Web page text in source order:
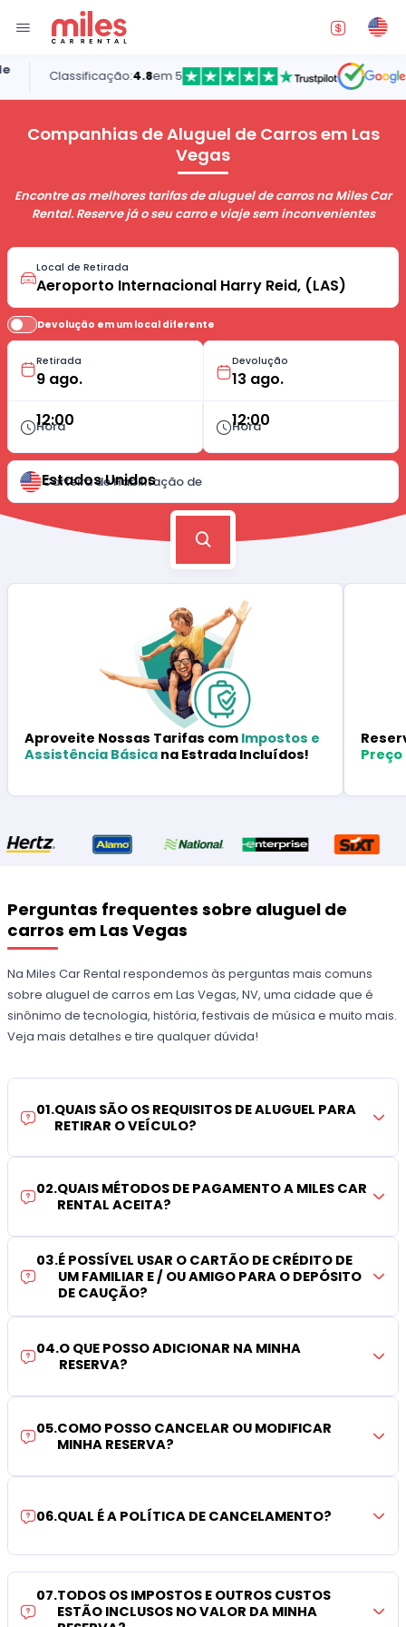
Classificação:4.8em 5 5.0
Companhias de Aluguel de Carros em Las
Vegas
Encontre as melhores tarifas de aluguel de carros na Miles Car
Rental. Reserve já o seu carro e viaje sem inconvenientes
Local de Retirada
Devolução em um local diferente
Retirada
Hora
12:00
Devolução
Hora
12:00
Carteira de Habilitação de
Estados Unidos
Aproveite Nossas Tarifas com Impostos e
Assistência Básica na Estrada Incluídos!
Preço
Perguntas frequentes sobre aluguel de
carros em Las Vegas
Na Miles Car Rental respondemos às perguntas mais comuns
sobre aluguel de carros em Las Vegas, NV, uma cidade que é
sinônimo de tecnologia, história, festivais de música e muito mais.
Veja mais detalhes e tire qualquer dúvida!
01.QUAIS SÃO OS REQUISITOS DE ALUGUEL PARA
RETIRAR O VEÍCULO?
02.QUAIS MÉTODOS DE PAGAMENTO A MILES CAR
RENTAL ACEITA?
03.É POSSÍVEL USAR O CARTÃO DE CRÉDITO DE
UM FAMILIAR E / OU AMIGO PARA O DEPÓSITO
DE CAUÇÃO?
04.O QUE POSSO ADICIONAR NA MINHA
RESERVA?
05.COMO POSSO CANCELAR OU MODIFICAR
MINHA RESERVA?
06.QUAL É A POLÍTICA DE CANCELAMENTO?
07.TODOS OS IMPOSTOS E OUTROS CUSTOS
ESTÃO INCLUSOS NO VALOR DA MINHA